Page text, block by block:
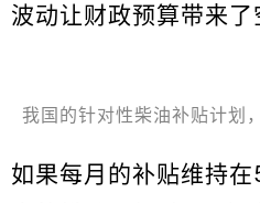
波动让财政预算带来了
我国的针对性柴油补贴计划
如果每月的补贴维持